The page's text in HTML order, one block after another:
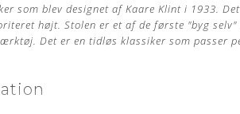
som blev designet af Kaare Klint i 1933.
højt. Stolen er et af de første "byg selv"
Det er en tidløs klassiker som passer